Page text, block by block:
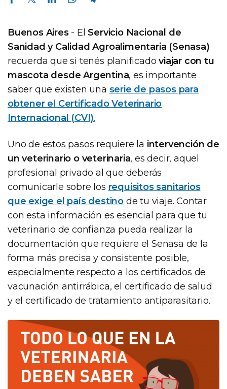
Buenos Aires- ElServicio Nacional de
Sanidad y Calidad Agroalimentaria (Senasa)
recuerda que si tenés planificadoviajar con tu
mascota desde Argentina, es importante
saber que existen una serie de pasos para
obtener el Certificado Veterinario
Internacional (CVI).
Uno de estos pasos requiere la intervención de
un veterinario o veterinaria, es decir, aquel
profesional privado al que deberás
comunicarle sobre los requisitos sanitarios
que exige el país destino de tu viaje. Contar
con esta información es esencial para que tu
veterinario de confianza pueda realizar la
documentación que requiere el Senasa de la
forma más precisa y consistente posible,
especialmente respecto a los certificados de
vacunación antirrábica, el certificado de salud
y el certificado de tratamiento antiparasitario.